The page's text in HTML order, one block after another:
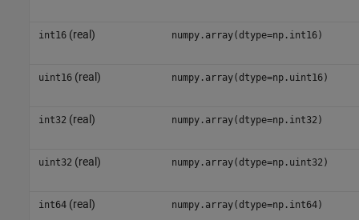
int16(real) numpy.array(dtype=np.int16)
uint16(real) numpy.array(dtype=np.uint16)
int32 (real) numpy.array(dtype=np.int32)
uint32 (real) numpy.array(dtype=np.uint32)
int64(real) numpy.array(dtype=np.int64)